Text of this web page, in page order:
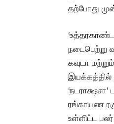
தற்போது
நடைபெற்று
கவுடா
இயக்கத்தில்
ரங்காயண
உள்ளிட்ட